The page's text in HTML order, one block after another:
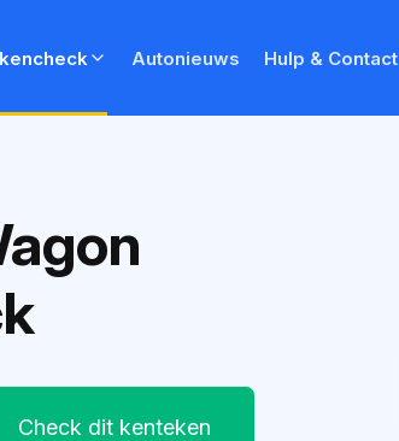
Autonieuws Hulp & Contact
Check dit kenteken